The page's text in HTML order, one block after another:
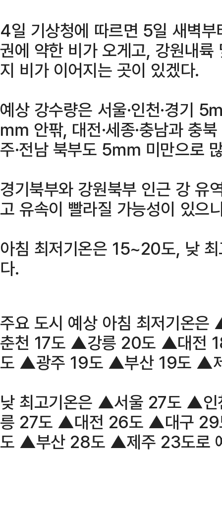
4일 기상청에 따르면 5일 새벽
권에 약한 비가 오게고, 강원내
지 비가 이어지는 곳이 있겠다.
예상 강수량은 서울·인천·경기
㎜ 안팎, 대전·세종·충남과 충
주·전남 북부도 5㎜ 미만으로
경기북부와 강원북부 인근 강 유
고 유속이 빨라질 가능성이 있으
아침 최저기온은 15~20도, 낮
다.
주요 도시 예상 아침 최저기온
춘천 17도 ▲강릉 20도 ▲대전
도 ▲광주 19도 ▲부산 19도 ▲
낮 최고기온은 ▲서울 27도 ▲
릉 27도 ▲대전 26도 ▲대구
도 ▲부산 28도 ▲제주 23도로